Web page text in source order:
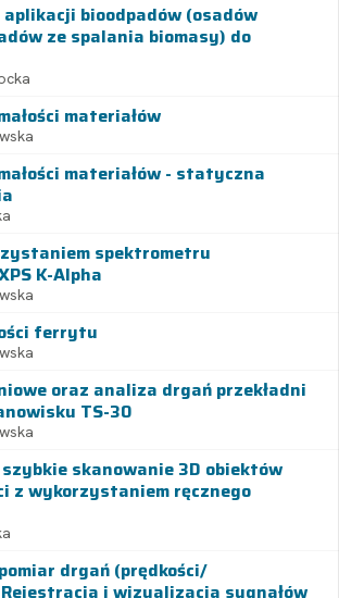
aplikacji bioodpadów (osadów
ze spalania biomasy) do
materiałów
materiałów - statyczna
spektrometru
K-Alpha
ferrytu
oraz analiza drgań przekładni
TS-30
skanowanie 3D obiektów
z wykorzystaniem ręcznego
drgań (prędkości/
i wizualizacja sygnałów